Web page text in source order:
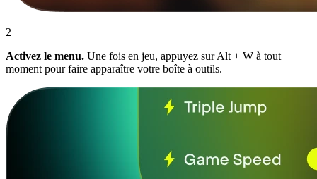
2
Activez le menu. Une fois en jeu, appuyez sur Alt + W à tout
moment pour faire apparaître votre boîte à outils.